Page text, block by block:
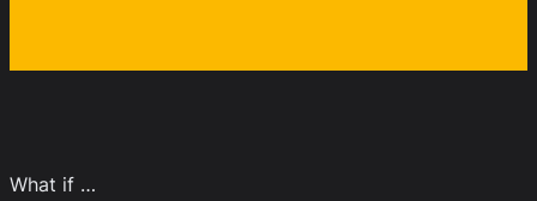
What if …